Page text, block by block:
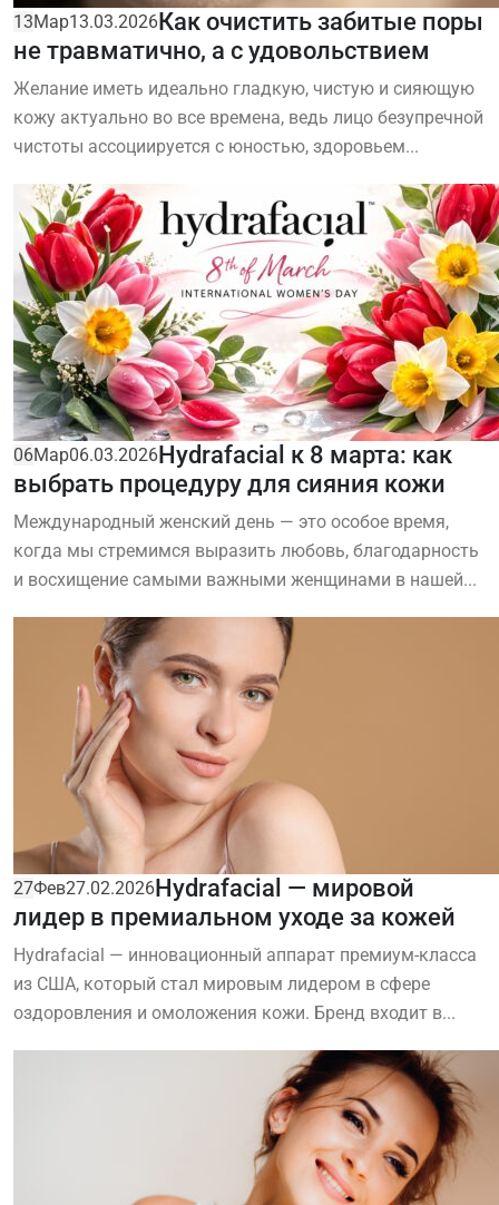
13Мар13.03.2026Как очистить забитые поры
не травматично, а с удовольствием
Желание иметь идеально гладкую, чистую и сияющую
кожу актуально во все времена, ведь лицо безупречной
чистоты ассоциируется с юностью, здоровьем...
06Мар06.03.2026Hydrafacial к 8 марта: как
выбрать процедуру для сияния кожи
Международный женский день — это особое время,
когда мы стремимся выразить любовь, благодарность
и восхищение самыми важными женщинами в нашей...
27Фев27.02.2026Hydrafacial — мировой
лидер в премиальном уходе за кожей
Hydrafacial — инновационный аппарат премиум-класса
из США, который стал мировым лидером в сфере
оздоровления и омоложения кожи. Бренд входит в...